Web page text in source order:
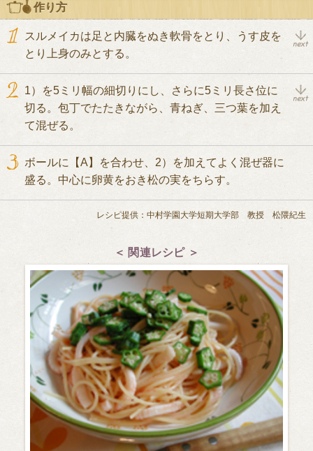
作り方
スルメイカは足と内臓をぬき軟骨をとり、うす皮を
とり上身のみとする。
1）を5ミリ幅の細切りにし、さらに5ミリ長さ位に
切る。包丁でたたきながら、青ねぎ、三つ葉を加え
て混ぜる。
ボールに【A】を合わせ、2）を加えてよく混ぜ器に
盛る。中心に卵黄をおき松の実をちらす。
レシピ提供：中村学園大学短期大学部 教授 松隈紀生
＜ 関連レシピ ＞